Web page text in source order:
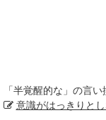
「半覚醒的な 」の言
意識がはっきりと